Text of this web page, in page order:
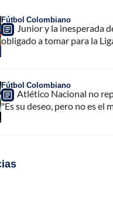
Fútbol Colombiano
Junior y la inesperada
obligado a tomar para la
Fútbol Colombiano
Atlético Nacional no
"Es su deseo, pero no es el